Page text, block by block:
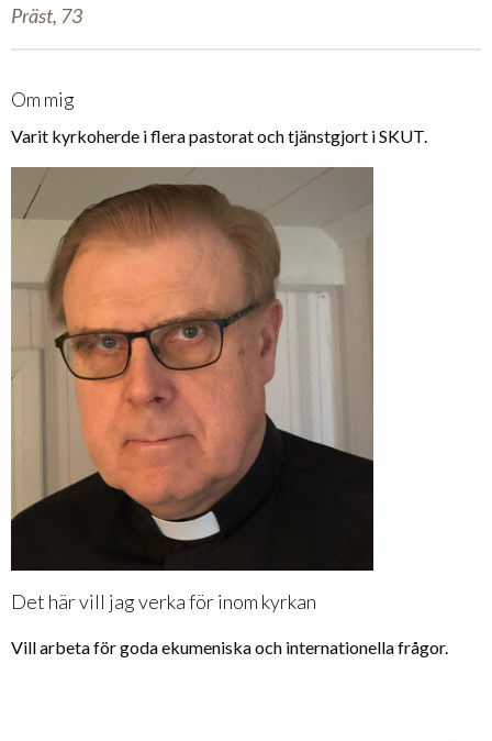
Präst, 73
Om mig
Varit kyrkoherde i flera pastorat och tjänstgjort i SKUT.
Det här vill jag verka för inom kyrkan
Vill arbeta för goda ekumeniska och internationella frågor.